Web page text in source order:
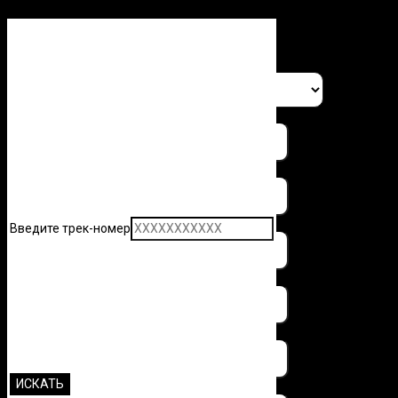
Введите трек-номер